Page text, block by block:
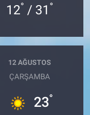
12° / 31 °
12 AĞUSTOS
ÇARŞAMBA
23°